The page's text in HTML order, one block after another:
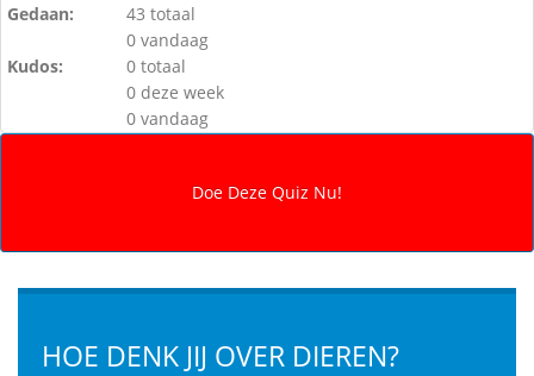
Gedaan:
43 totaal
0 vandaag
Kudos:
0 totaal
0 deze week
0 vandaag
HOE DENK JIJ OVER DIEREN?